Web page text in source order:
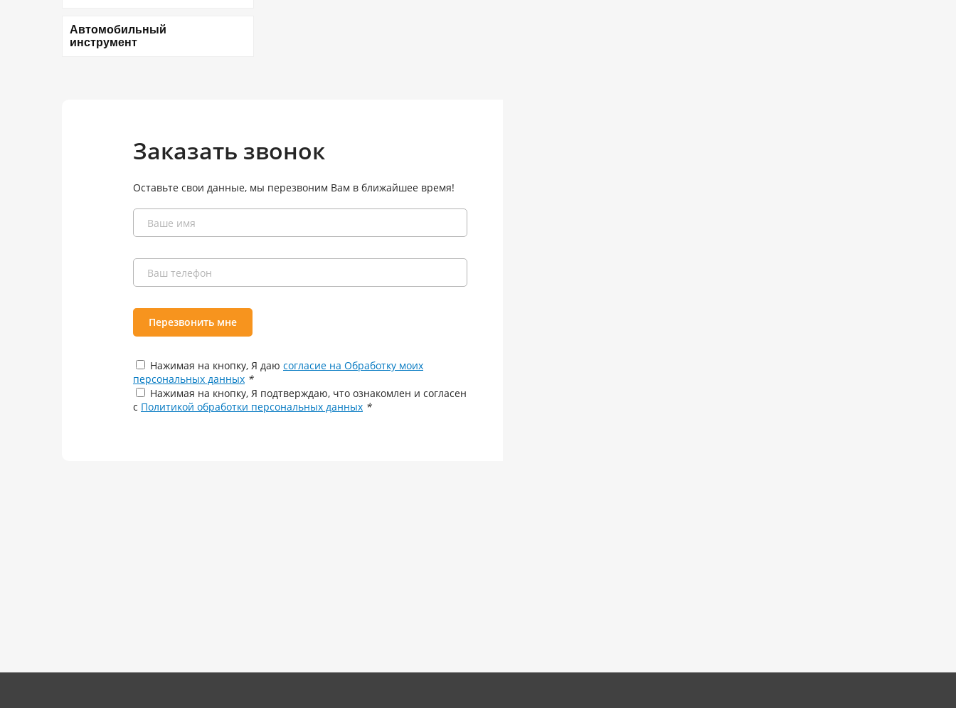
Автомобильный
инструмент
Заказать звонок
Оставьте свои данные, мы перезвоним Вам в ближайшее время!
Перезвонить мне
Нажимая на кнопку, Я даю согласие на Обработку моих
персональных данных *
Нажимая на кнопку, Я подтверждаю, что ознакомлен и согласен
с Политикой обработки персональных данных *